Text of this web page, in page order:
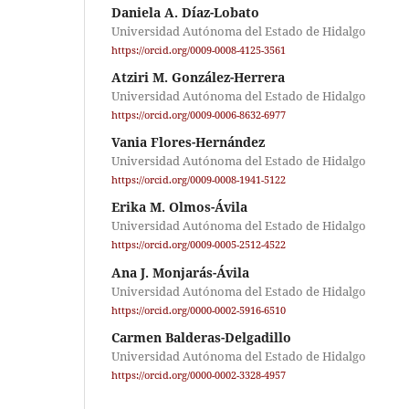
Daniela A. Díaz-Lobato
Universidad Autónoma del Estado de Hidalgo
https://orcid.org/0009-0008-4125-3561
Atziri M. González-Herrera
Universidad Autónoma del Estado de Hidalgo
https://orcid.org/0009-0006-8632-6977
Vania Flores-Hernández
Universidad Autónoma del Estado de Hidalgo
https://orcid.org/0009-0008-1941-5122
Erika M. Olmos-Ávila
Universidad Autónoma del Estado de Hidalgo
https://orcid.org/0009-0005-2512-4522
Ana J. Monjarás-Ávila
Universidad Autónoma del Estado de Hidalgo
https://orcid.org/0000-0002-5916-6510
Carmen Balderas-Delgadillo
Universidad Autónoma del Estado de Hidalgo
https://orcid.org/0000-0002-3328-4957